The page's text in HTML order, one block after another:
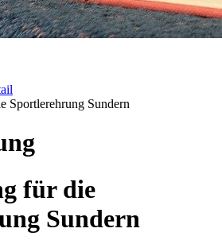
Sportlerehrung Sundern
für die
Sundern